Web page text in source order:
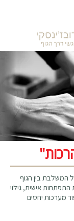
המשלבת בין הגוף
אישית, גילוי
מערכות יחסים